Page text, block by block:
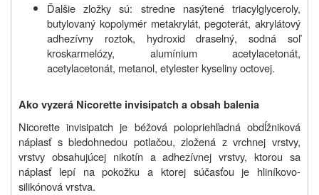
Ďalšie zložky sú: stredne nasýtené triacylglyceroly,
butylovaný kopolymér metakrylát, pegoterát, akrylátový
adhezívny roztok, hydroxid draselný, sodná soľ
kroskarmelózy, alumínium acetylacetonát,
acetylacetonát, metanol, etylester kyseliny octovej.
Ako vyzerá Nicorette invisipatch a obsah balenia
Nicorette invisipatch je béžová polopriehľadná obdĺžniková
náplasť s bledohnedou potlačou, zložená z vrchnej vrstvy,
vrstvy obsahujúcej nikotín a adhezívnej vrstvy, ktorou sa
náplasť lepí na pokožku a ktorej súčasťou je hliníkovo-
silikónová vrstva.